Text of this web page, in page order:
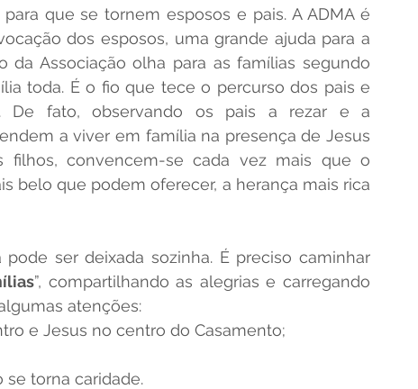
que se tornem esposos e pais. A ADMA é
dos esposos, uma grande ajuda para a
da Associação olha para as famílias segundo
toda. É o fio que tece o percurso dos pais e
De fato, observando os pais a rezar e a
a viver em família na presença de Jesus
filhos, convencem-se cada vez mais que o
belo que podem oferecer, a herança mais rica
ser deixada sozinha. É preciso caminhar
”, compartilhando as alegrias e carregando
atenções:
e Jesus no centro do Casamento;
torna caridade.